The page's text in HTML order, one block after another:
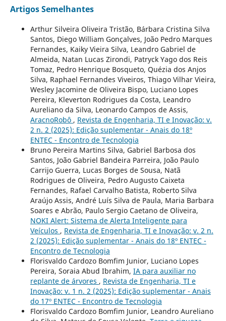
Artigos Semelhantes
Arthur Silveira Oliveira Tristão, Bárbara Cristina Silva
Santos, Diego William Gonçalves, João Pedro Marques
Fernandes, Kaiky Vieira Silva, Leandro Gabriel de
Almeida, Natan Lucas Zirondi, Patryck Yago dos Reis
Tomaz, Pedro Henrique Bosqueto, Quézia dos Anjos
Silva, Raphael Fernandes Viveiros, Thiago Vilhar Vieira,
Wesley Jacomine de Oliveira Bispo, Luciano Lopes
Pereira, Kleverton Rodrigues da Costa, Leandro
Aureliano da Silva, Leonardo Campos de Assis,
AracnoRobô , Revista de Engenharia, TI e Inovação: v.
2 n. 2 (2025): Edição suplementar - Anais do 18º
ENTEC - Encontro de Tecnologia
Bruno Pereira Martins Silva, Gabriel Barbosa dos
Santos, João Gabriel Bandeira Parreira, João Paulo
Carrijo Guerra, Lucas Borges de Sousa, Natã
Rodrigues de Oliveira, Pedro Augusto Caixeta
Fernandes, Rafael Carvalho Batista, Roberto Silva
Araújo Assis, André Luís Silva de Paula, Maria Barbara
Soares e Abrão, Paulo Sergio Caetano de Oliveira,
NOKI Alert: Sistema de Alerta Inteligente para
Veículos , Revista de Engenharia, TI e Inovação: v. 2 n.
2 (2025): Edição suplementar - Anais do 18º ENTEC -
Encontro de Tecnologia
Florisvaldo Cardozo Bomfim Junior, Luciano Lopes
Pereira, Soraia Abud Ibrahim, IA para auxiliar no
replante de árvores , Revista de Engenharia, TI e
Inovação: v. 1 n. 2 (2025): Edição suplementar - Anais
do 17º ENTEC - Encontro de Tecnologia
Florisvaldo Cardozo Bomfim Junior, Leandro Aureliano